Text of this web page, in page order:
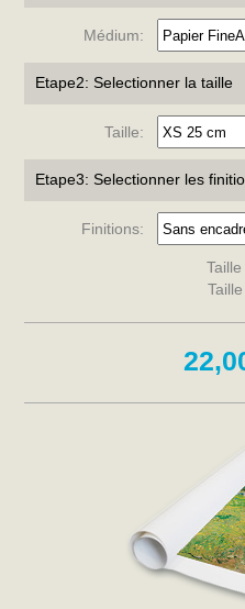
Médium:
Etape2: Selectionner la taille
Taille:
Etape3: Selectionner les
Finitions: